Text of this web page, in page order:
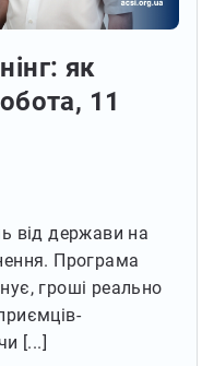
як
11
від держави на
Програма
гроші реально
[...]